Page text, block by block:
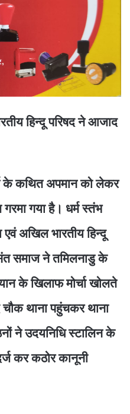
हिन्दू परिषद ने आजाद
के कथित अपमान को लेकर
गरमा गया है। धर्म स्तंभ
अखिल भारतीय हिन्दू
समाज ने तमिलनाडु के
के खिलाफ मोर्चा खोलते
थाना पहुंचकर थाना
ने उदयनिधि स्टालिन के
कर कठोर कानूनी